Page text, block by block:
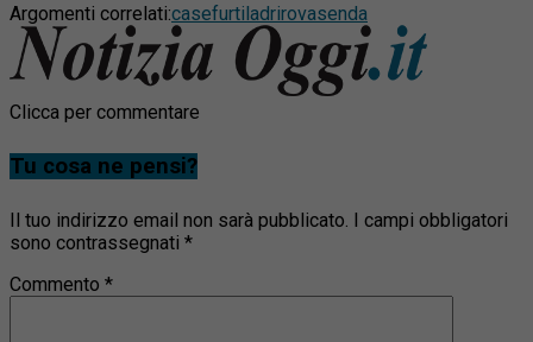
Argomenti correlati:casefurtiladrirovasenda
Clicca per commentare
Tu cosa ne pensi?
Il tuo indirizzo email non sarà pubblicato. I campi obbligatori
sono contrassegnati *
Commento *